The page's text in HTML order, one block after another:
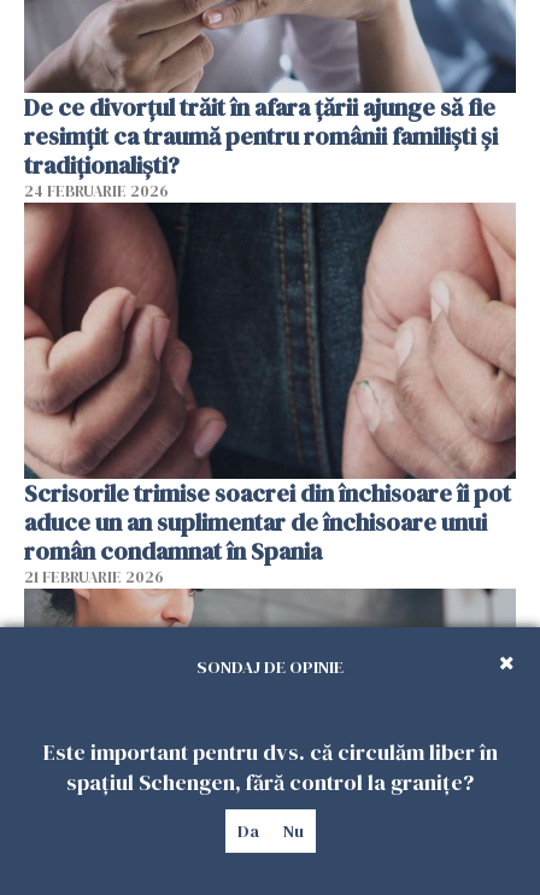
De ce divorțul trăit în afara țării ajunge să fie
resimțit ca traumă pentru românii familiști și
tradiționaliști?
24 FEBRUARIE 2026
Scrisorile trimise soacrei din închisoare îi pot
aduce un an suplimentar de închisoare unui
român condamnat în Spania
21 FEBRUARIE 2026
SONDAJ DE OPINIE
Este important pentru dvs. că circulăm liber în
spațiul Schengen, fără control la granițe?
Da Nu